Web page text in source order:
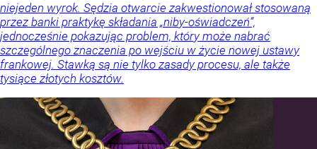
niejeden wyrok. Sędzia otwarcie zakwestionował stosowaną
przez banki praktykę składania „niby-oświadczeń”,
jednocześnie pokazując problem, który może nabrać
szczególnego znaczenia po wejściu w życie nowej ustawy
frankowej. Stawką są nie tylko zasady procesu, ale także
tysiące złotych kosztów.